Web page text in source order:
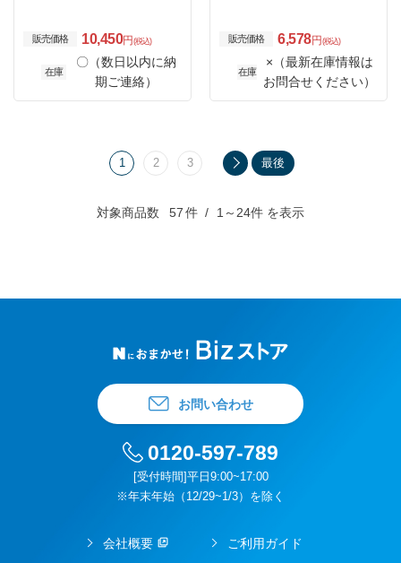
販売価格 10,450円 (税込)
在庫
〇（数日以内に納
期ご連絡）
販売価格 6,578円 (税込)
在庫
×（最新在庫情報は
お問合せください）
対象商品数 57件 1～24件 を表示
1 2 3 最後
お問い合わせ
0120-597-789
[受付時間]平日9:00~17:00
※年末年始（12/29~1/3）を除く
会社概要 ご利用ガイド